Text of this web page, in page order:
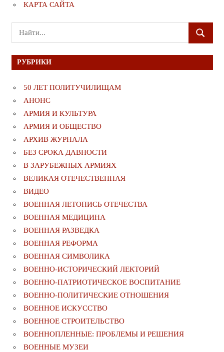
КАРТА САЙТА
Поиск
для:
ПОИСК
РУБРИКИ
50 ЛЕТ ПОЛИТУЧИЛИЩАМ
АНОНС
АРМИЯ И КУЛЬТУРА
АРМИЯ И ОБЩЕСТВО
АРХИВ ЖУРНАЛА
БЕЗ СРОКА ДАВНОСТИ
В ЗАРУБЕЖНЫХ АРМИЯХ
ВЕЛИКАЯ ОТЕЧЕСТВЕННАЯ
ВИДЕО
ВОЕННАЯ ЛЕТОПИСЬ ОТЕЧЕСТВА
ВОЕННАЯ МЕДИЦИНА
ВОЕННАЯ РАЗВЕДКА
ВОЕННАЯ РЕФОРМА
ВОЕННАЯ СИМВОЛИКА
ВОЕННО-ИСТОРИЧЕСКИЙ ЛЕКТОРИЙ
ВОЕННО-ПАТРИОТИЧЕСКОЕ ВОСПИТАНИЕ
ВОЕННО-ПОЛИТИЧЕСКИE ОТНОШЕНИЯ
ВОЕННОЕ ИСКУССТВО
ВОЕННОЕ СТРОИТЕЛЬСТВО
ВОЕННОПЛЕННЫЕ: ПРОБЛЕМЫ И РЕШЕНИЯ
ВОЕННЫЕ МУЗЕИ